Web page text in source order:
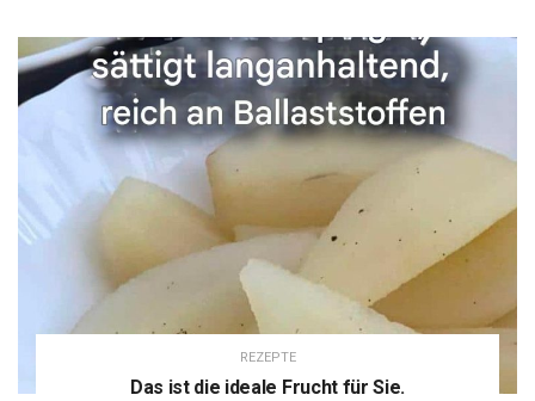
REZEPTE
Das ist die ideale Frucht für Sie.